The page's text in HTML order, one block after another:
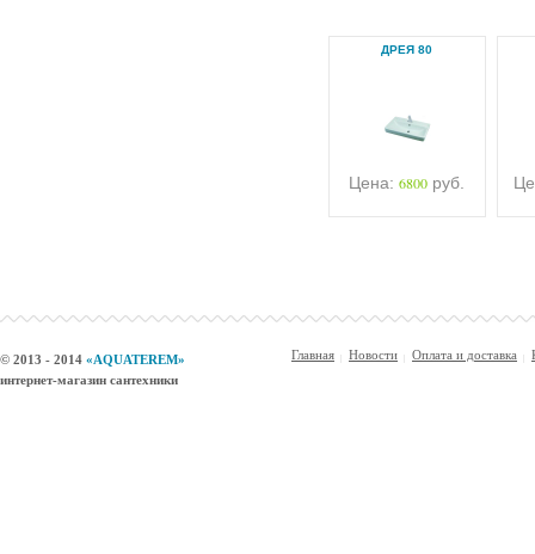
ДРЕЯ 80
Цена: 6800 руб.
© 2013 - 2014 «AQUATEREM»
интернет-магазин сантехники
Главная Новости Оплата и доставка